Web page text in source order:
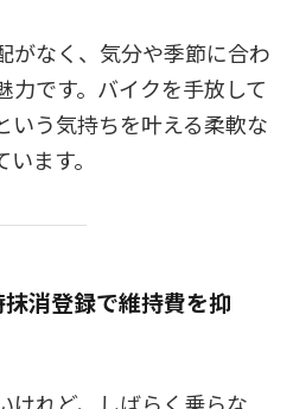
がなく、気分や季節に合わ
力です。バイクを手放して
いう気持ちを叶える柔軟な
ます。
消登録で維持費を抑